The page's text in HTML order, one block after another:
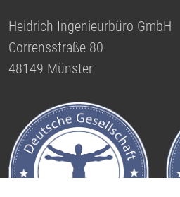
Heidrich Ingenieurbüro GmbH
Corrensstraße 80
48149 Münster